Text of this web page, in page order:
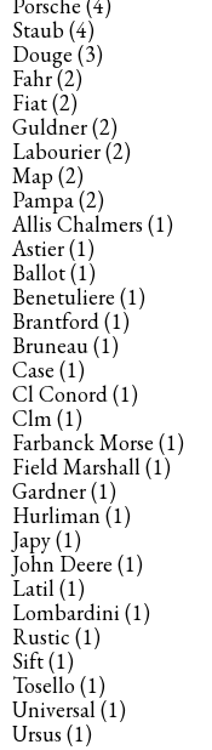
Porsche (4)
Staub(4)
Douge (3)
Fahr(2)
Fiat(2)
Guldner(2)
Labourier(2)
Map(2)
Pampa(2)
Allis Chalmers (1)
Astier(1)
Ballot(1)
Benetuliere (1)
Brantford(1)
Bruneau(1)
Case (1)
Cl Conord(1)
Clm(1)
Farbanck Morse (1)
Field Marshall(1)
Gardner(1)
Hurliman(1)
Japy(1)
John Deere (1)
Latil(1)
Lombardini(1)
Rustic (1)
Sift(1)
Tosello(1)
Universal(1)
Ursus (1)